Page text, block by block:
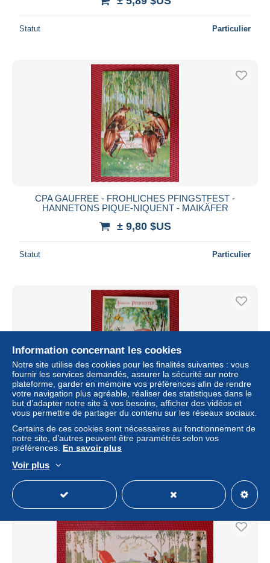
Statut Particulier
CPA GAUFREE - FROHLICHES PFINGSTFEST -
HANNETONS PIQUE-NIQUENT - MAIKÄFER
± 9,80 $US
Statut Particulier
CPA GAUFREE - FRÖHLICHE PFINGSTEN -
HANNETON SOUS UNE OMBRELLE - MAIKÄFER
± 8,24 $US
Statut Particulier
Information concernant les cookies
Notre site utilise des cookies pour les finalités suivantes : vous
fournir les services demandés, assurer la sécurité sur notre
plateforme, garder en mémoire vos préférences afin de rendre
votre navigation plus agréable, réaliser des statistiques dans le
but d’adapter notre site à vos besoins, afficher des vidéos et
vous permettre de partager du contenu sur les réseaux sociaux.
Certains de ces cookies sont nécessaires au fonctionnement de
notre site, d’autres peuvent être paramétrés selon vos
préférences. En savoir plus
Voir plus